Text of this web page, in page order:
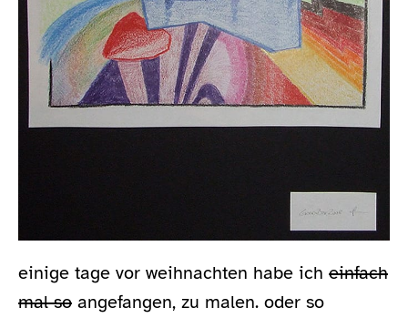
einige tage vor weihnachten habe ich einfach
mal so angefangen, zu malen. oder so